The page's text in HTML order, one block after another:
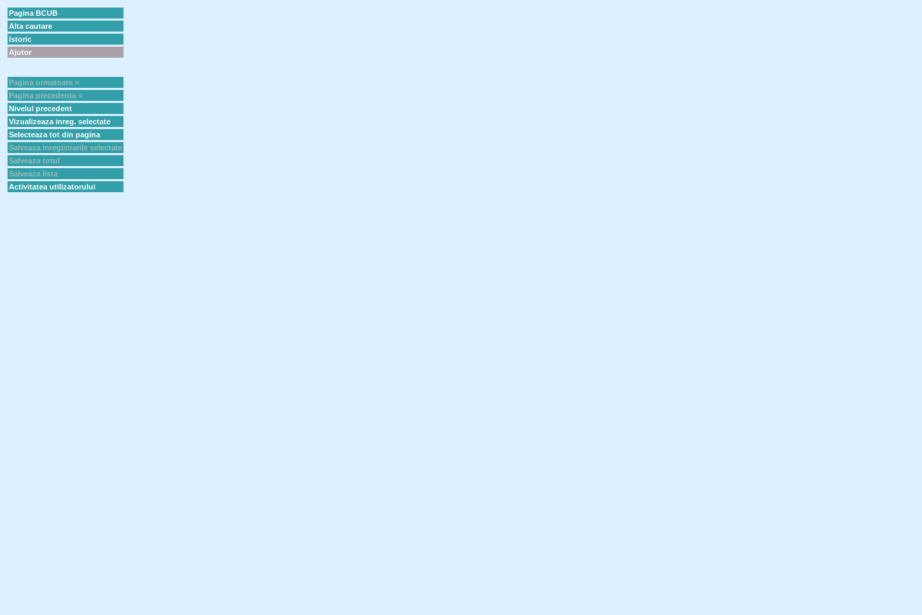
Pagina BCUB
Alta cautare
Istoric
Ajutor
Pagina urmatoare >
Pagina precedenta <
Nivelul precedent
Vizualizeaza inreg. selectate
Selecteaza tot din pagina
Salveaza inregistrarile selectate
Salveaza totul
Salveaza lista
Activitatea utilizatorului